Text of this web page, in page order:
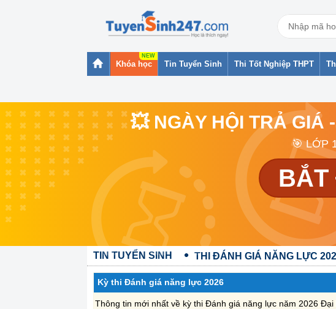
Khóa học Tin Tuyển Sinh Thi Tốt Nghiệp THPT
💥 NGÀY HỘI TRẢ GIÁ
🎯 LỚP
BẮT
TIN TUYỂN SINH THI ĐÁNH GIÁ NĂNG LỰC
Kỳ thi Đánh giá năng lực 2026
Thông tin mới nhất về kỳ thi Đánh giá năng lực năm 2026